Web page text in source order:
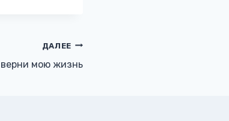
ДАЛЕЕ
верни мою жизнь